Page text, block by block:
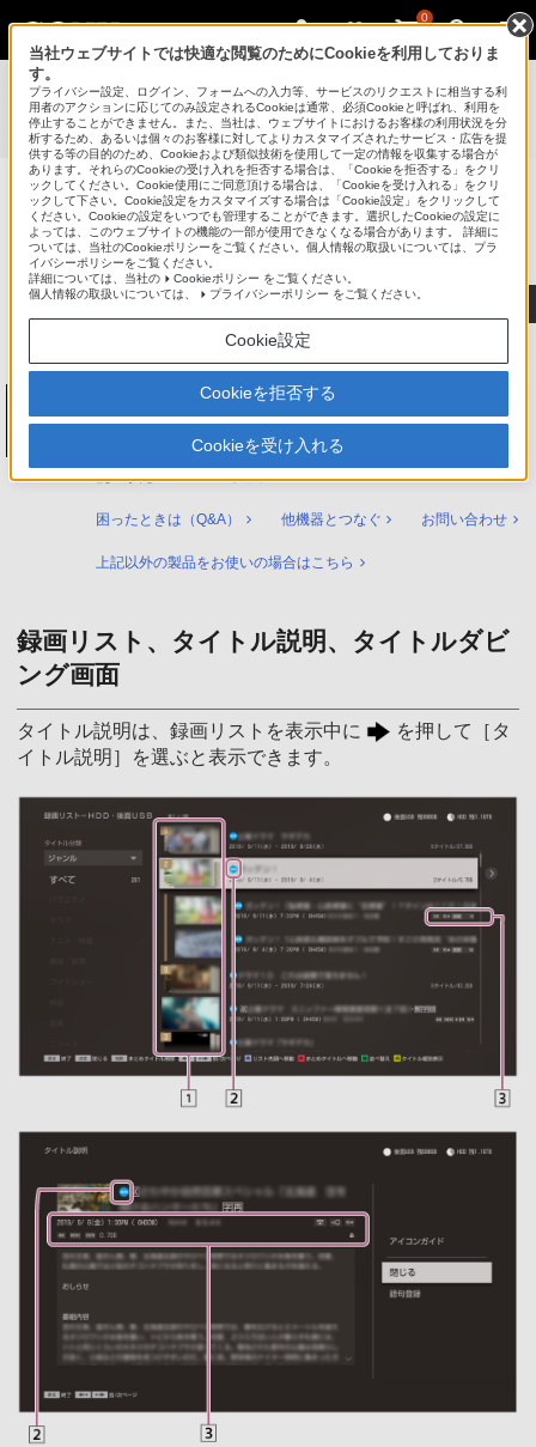
0
使いかたマニュアル（取扱説明 Web版）
BDZ-FBT6100 / BDZ-FBT4100 / BDZ-FBT2100 / BDZ-
FBW2100 / BDZ-FBW1100 使いかたマニュアル
ブルーレイディスク/DVDレコーダー
サポート・お問い合わせ
ブルーレイディスク/DVDレコーダー
BDZ-FBT6100 / BDZ-FBT4100 / BDZ-
FBT2100 / BDZ-FBW2100 / BDZ-FBW1100
使いかたマニュアル トップ
困ったときは（Q&A） 他機器とつなぐ お問い合わせ
上記以外の製品をお使いの場合はこちら
録画リスト、タイトル説明、タイトルダビ
ング画面
タイトル説明は、録画リストを表示中に
を押して［タ
イトル説明］を選ぶと表示できます。
当社ウェブサイトでは快適な閲覧のためにCookieを利用しておりま
す。
プライバシー設定、ログイン、フォームへの入力等、サービスのリクエストに相当する利
用者のアクションに応じてのみ設定されるCookieは通常、必須Cookieと呼ばれ、利用を
停止することができません。また、当社は、ウェブサイトにおけるお客様の利用状況を分
析するため、あるいは個々のお客様に対してよりカスタマイズされたサービス・広告を提
供する等の目的のため、Cookieおよび類似技術を使用して一定の情報を収集する場合が
あります。それらのCookieの受け入れを拒否する場合は、「Cookieを拒否する」をクリ
ックしてください。Cookie使用にご同意頂ける場合は、「Cookieを受け入れる」をクリ
ックして下さい。Cookie設定をカスタマイズする場合は「Cookie設定」をクリックして
ください。Cookieの設定をいつでも管理することができます。選択したCookieの設定に
よっては、このウェブサイトの機能の一部が使用できなくなる場合があります。 詳細に
ついては、当社のCookieポリシーをご覧ください。個人情報の取扱いについては、プラ
イバシーポリシーをご覧ください。
詳細については、当社の
Cookieポリシー をご覧ください。
個人情報の取扱いについては、
プライバシーポリシー をご覧ください。
Cookie設定
Cookieを拒否する
Cookieを受け入れる